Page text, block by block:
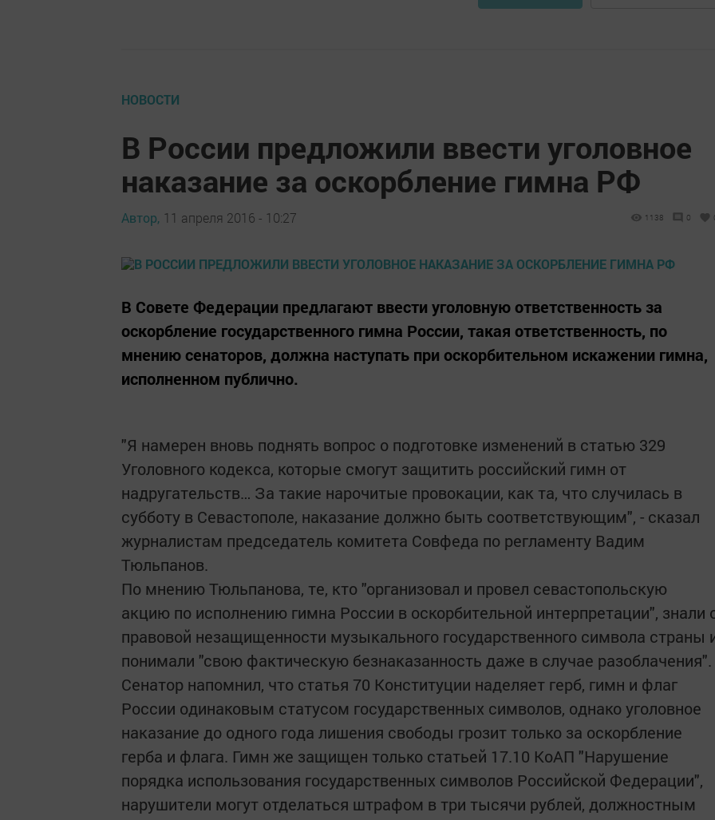
НОВОСТИ
В России предложили ввести уголовное
наказание за оскорбление гимна РФ
Автор, 11 апреля 2016 - 10:27 1138 0
В Совете Федерации предлагают ввести уголовную ответственность за
оскорбление государственного гимна России, такая ответственность, по
мнению сенаторов, должна наступать при оскорбительном искажении гимна,
исполненном публично.
"Я намерен вновь поднять вопрос о подготовке изменений в статью 329
Уголовного кодекса, которые смогут защитить российский гимн от
надругательств… За такие нарочитые провокации, как та, что случилась в
субботу в Севастополе, наказание должно быть соответствующим", - сказал
журналистам председатель комитета Совфеда по регламенту Вадим
Тюльпанов.
По мнению Тюльпанова, те, кто "организовал и провел севастопольскую
акцию по исполнению гимна России в оскорбительной интерпретации", знали
правовой незащищенности музыкального государственного символа страны
понимали "свою фактическую безнаказанность даже в случае разоблачения".
Сенатор напомнил, что статья 70 Конституции наделяет герб, гимн и флаг
России одинаковым статусом государственных символов, однако уголовное
наказание до одного года лишения свободы грозит только за оскорбление
герба и флага. Гимн же защищен только статьей 17.10 КоАП "Нарушение
порядка использования государственных символов Российской Федерации",
нарушители могут отделаться штрафом в три тысячи рублей, должностным